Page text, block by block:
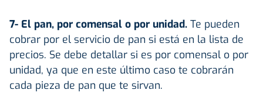
7- El pan, por comensal o por unidad. Te pueden
cobrar por el servicio de pan si está en la lista de
precios. Se debe detallar si es por comensal o por
unidad, ya que en este último caso te cobrarán
cada pieza de pan que te sirvan.